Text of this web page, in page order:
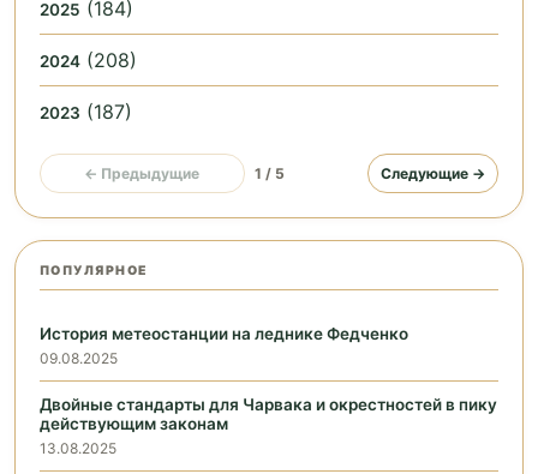
2025 (184)
2024 (208)
2023 (187)
← Предыдущие 1 / 5 Следующие →
ПОПУЛЯРНОЕ
История метеостанции на леднике Федченко
09.08.2025
Двойные стандарты для Чарвака и окрестностей в пику
действующим законам
13.08.2025